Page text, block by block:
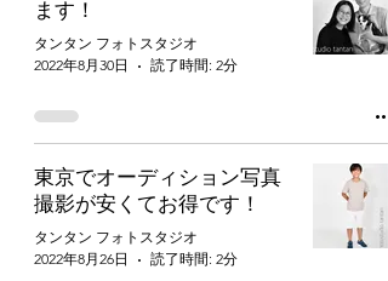
ます！
タンタン フォトスタジオ
2022年8月30日
読了時間: 2分
東京でオーディション写真
撮影が安くてお得です！
タンタン フォトスタジオ
2022年8月26日
読了時間: 2分